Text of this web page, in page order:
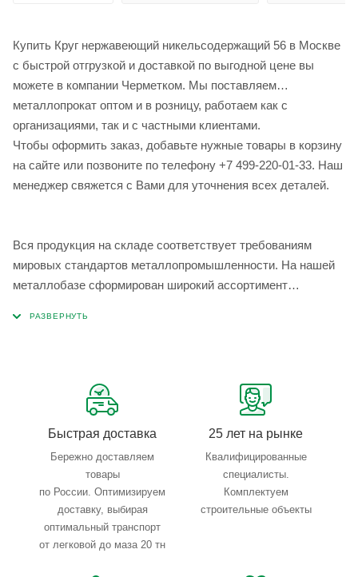
Купить Круг нержавеющий никельсодержащий 56 в Москве
с быстрой отгрузкой и доставкой по выгодной цене вы
можете в компании Черметком. Мы поставляем
металлопрокат оптом и в розницу, работаем как с
организациями, так и с частными клиентами.
Чтобы оформить заказ, добавьте нужные товары в корзину
на сайте или позвоните по телефону +7 499-220-01-33. Наш
менеджер свяжется с Вами для уточнения всех деталей.
Вся продукция на складе соответствует требованиям
мировых стандартов металлопромышленности. На нашей
металлобазе сформирован широкий ассортимент
Быстрая доставка
Бережно доставляем
товары
по России. Оптимизируем
доставку, выбирая
оптимальный транспорт
от легковой до маза 20 тн
25 лет на рынке
Квалифицированные
специалисты.
Комплектуем
строительные объекты